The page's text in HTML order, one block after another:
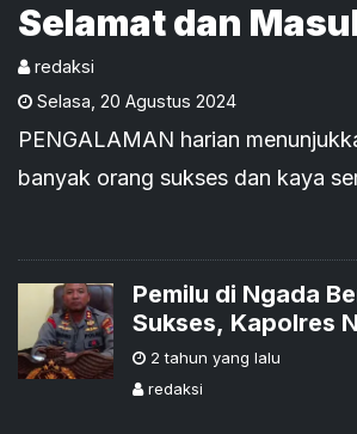
Selamat dan
redaksi
Selasa 20 Agustus 2024
PENGALAMAN harian
banyak orang sukses dan kaya
beranggapan bahwa segala
kekayaan merupakan hasil
Pemilu di Ngada
Sukses, Kapolres
Apresiasi
Masyarakat
2 tahun yang lalu
redaksi